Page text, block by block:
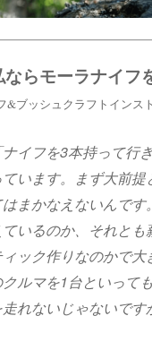
ならモーラナイフ
&ブッシュクラフトインス
イフを3本持って行
います。まず大前提
まかなえないんです
いるのか、それとも
ィック作りなのかで大
ルマを1台といって
れないじゃないです